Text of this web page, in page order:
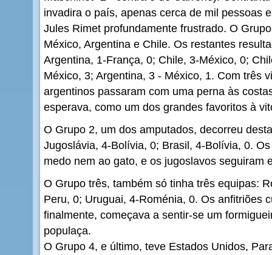
invadira o país, apenas cerca de mil pessoas
Jules Rimet profundamente frustrado. O
México, Argentina e Chile. Os restantes
Argentina, 1-França, 0; Chile, 3-México, 0;
México, 3; Argentina, 3 - México, 1. Com três
argentinos passaram com uma perna às
esperava, como um dos grandes favoritos à
O Grupo 2, um dos amputados, decorreu
Jugoslávia, 4-Bolívia, 0; Brasil, 4-Bolívia, 0.
medo nem ao gato, e os jugoslavos seguiram
O Grupo três, também só tinha três equipas:
Peru, 0; Uruguai, 4-Roménia, 0. Os anfitriões
finalmente, começava a sentir-se um
populaça.
O Grupo 4, e último, teve Estados Unidos,